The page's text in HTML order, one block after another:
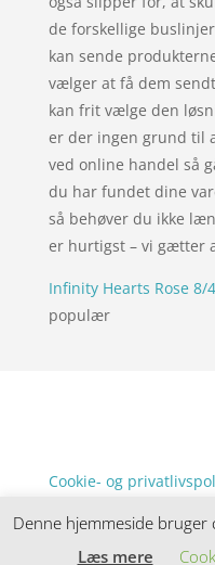
de forskellige
kan sende
vælger at få dem
kan frit vælge den
er der ingen grund til
ved online handel så
du har fundet dine
så behøver du ikke
er hurtigst – vi gætter
Infinity Hearts Rose 8/
populær
Cookie- og
Denne hjemmeside
spændende varer.
Denne hjemmeside bruger
Læs mere